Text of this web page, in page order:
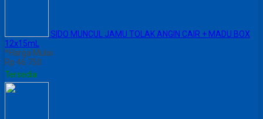
SIDO MUNCUL JAMU TOLAK ANGIN CAIR + MADU BOX
12x15mL
*Harga Mulai
Rp 46.750
Tersedia